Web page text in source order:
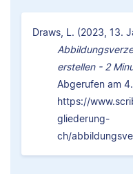
Draws, L. (2023, 13.
erstellen - 2
Abgerufen am
https://
gliederung-
ch/